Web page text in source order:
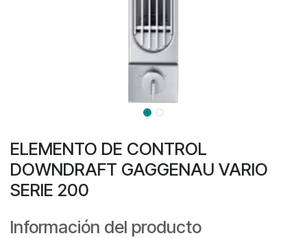
ELEMENTO DE CONTROL
DOWNDRAFT GAGGENAU VARIO
SERIE 200
Información del producto